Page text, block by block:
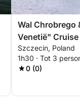
Wal Chrobrego
Venetië"
schilderachtige
Szczecin, Poland
1h30 · Tot 3
0 (0)